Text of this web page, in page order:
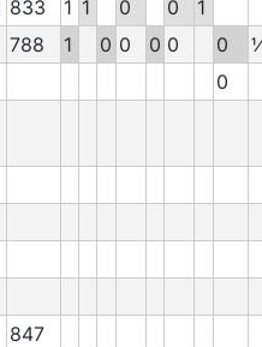
833 1 1 0 0
1
788 1 0 0 0 0 0
0
847